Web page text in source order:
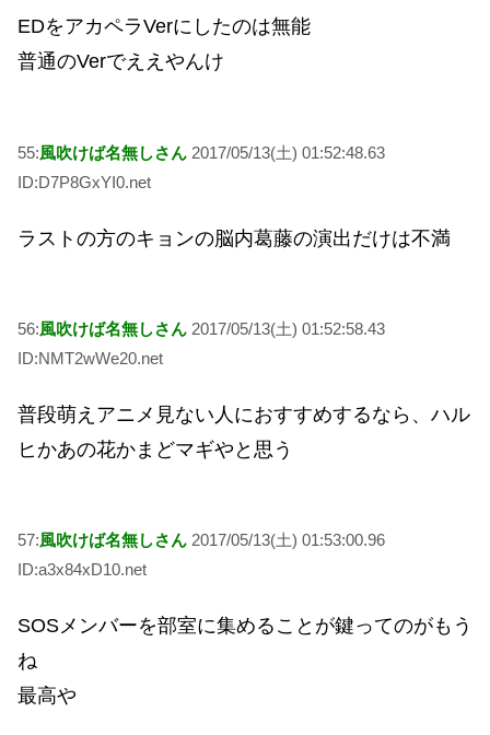
EDをアカペラVerにしたのは無能
普通のVerでええやんけ
55:風吹けば名無しさん 2017/05/13(土) 01:52:48.63
ID:D7P8GxYI0.net
ラストの方のキョンの脳内葛藤の演出だけは不満
56:風吹けば名無しさん 2017/05/13(土) 01:52:58.43
ID:NMT2wWe20.net
普段萌えアニメ見ない人におすすめするなら、ハル
ヒかあの花かまどマギやと思う
57:風吹けば名無しさん 2017/05/13(土) 01:53:00.96
ID:a3x84xD10.net
SOSメンバーを部室に集めることが鍵ってのがもう
ね
最高や